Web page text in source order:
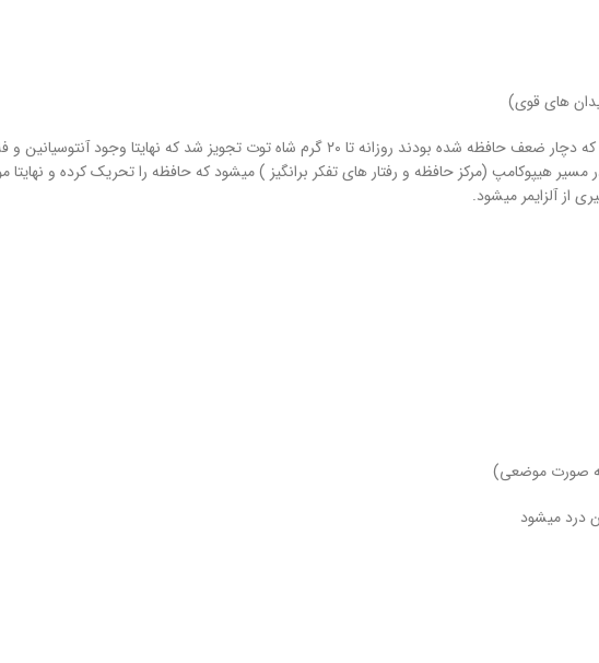
های قوی)
🟡در مطالعه ای در دانشگاه پنسیلوانیا روی افرادی که دچار ضعف حافظه شده بودند روزانه تا ۲۰ گرم شاه توت تجویز شد که نهایتا
هیپوکامپ (مرکز حافظه و رفتار های تفکر برانگیز ) میشود که حافظه را تحریک کرده و
از آلزایمر میشود.
صورت موضعی)
درد میشود